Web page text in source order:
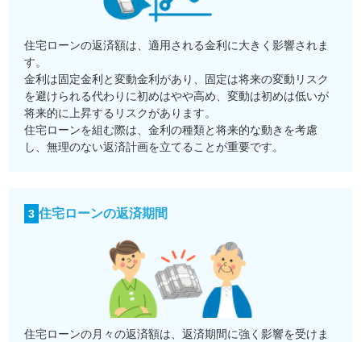
住宅ローンの返済額は、適用される金利に大きく影響されま
す。
金利は固定金利と変動金利があり、固定は将来の変動リスク
を避けられる代わりに初めはやや高め、変動は初めは低いが
将来的に上昇するリスクがあります。
住宅ローンを組む際は、金利の種類と将来的な動きを考慮
し、無理のない返済計画を立てることが重要です。
3 住宅ローンの返済期間
住宅ローンの月々の返済額は、返済期間に強く影響を受けま